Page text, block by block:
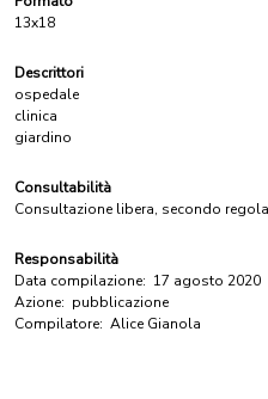
13x18
Descrittori
ospedale
clinica
giardino
Consultabilità
Consultazione libera, secondo
Responsabilità
Data compilazione: 17 agosto 2020
Azione: pubblicazione
Compilatore: Alice Gianola